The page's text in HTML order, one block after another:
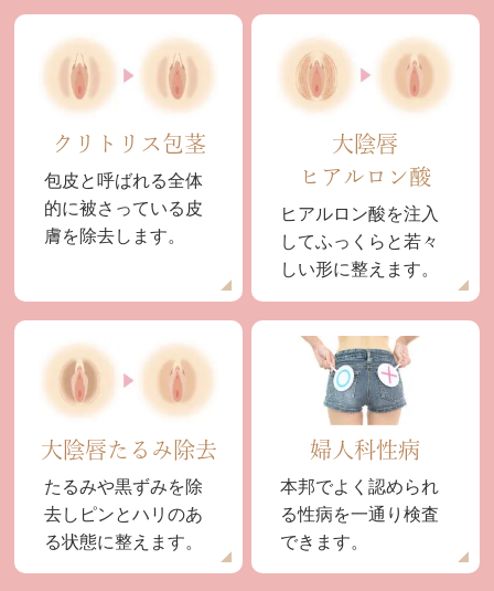
クリトリス包茎
包皮と呼ばれる全体
的に被さっている皮
膚を除去します。
大陰唇
ヒアルロン酸
ヒアルロン酸を注入
してふっくらと若々
しい形に整えます。
大陰唇たるみ除去
たるみや黒ずみを除
去しピンとハリのあ
る状態に整えます。
婦人科性病
本邦でよく認められ
る性病を一通り検査
できます。